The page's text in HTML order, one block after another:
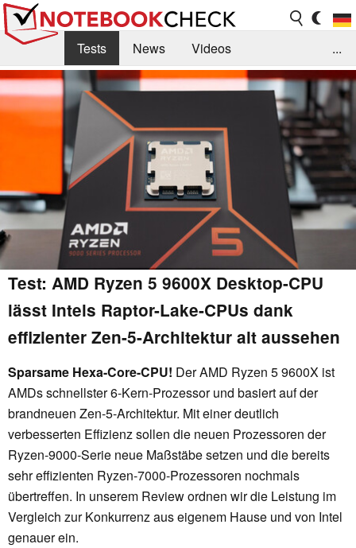
Tests News
Videos
Benchmarks & Tech
Externe Tests
Kaufberatung
Deals
...
Test: AMD Ryzen 5 9600X Desktop-CPU
lässt Intels Raptor-Lake-CPUs dank
effizienter Zen-5-Architektur alt aussehen
Sparsame Hexa-Core-CPU! Der AMD Ryzen 5 9600X ist
AMDs schnellster 6-Kern-Prozessor und basiert auf der
brandneuen Zen-5-Architektur. Mit einer deutlich
verbesserten Effizienz sollen die neuen Prozessoren der
Ryzen-9000-Serie neue Maßstäbe setzen und die bereits
sehr effizienten Ryzen-7000-Prozessoren nochmals
übertreffen. In unserem Review ordnen wir die Leistung im
Vergleich zur Konkurrenz aus eigenem Hause und von Intel
genauer ein.